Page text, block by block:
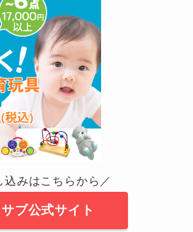
込みはこちらから／
サブ公式サイト